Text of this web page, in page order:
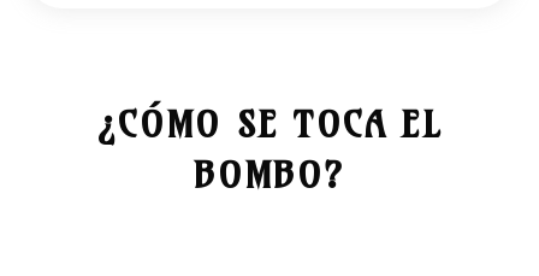
¿CÓMO SE TOCA EL
BOMBO?